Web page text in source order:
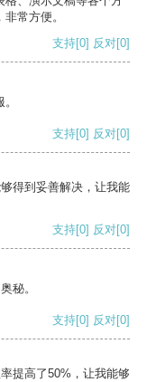
常方便。
支持[0] 反对[0]
支持[0] 反对[0]
得到妥善解决，让我能
支持[0] 反对[0]
秘。
支持[0] 反对[0]
提高了50%，让我能够